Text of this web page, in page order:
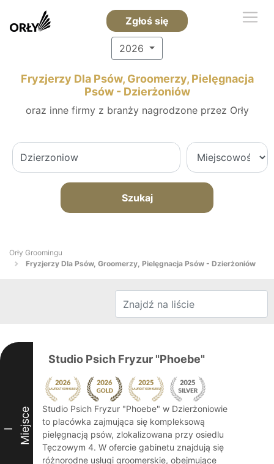
Zgłoś się
2026
Fryzjerzy Dla Psów, Groomerzy, Pielęgnacja
Psów - Dzierżoniów
oraz inne firmy z branży nagrodzone przez Orły
Szukaj
Orły Groomingu
Fryzjerzy Dla Psów, Groomerzy, Pielęgnacja Psów - Dzierżoniów
I Miejsce
Studio Psich Fryzur "Phoebe"
Studio Psich Fryzur "Phoebe" w Dzierżoniowie
to placówka zajmująca się kompleksową
pielęgnacją psów, zlokalizowana przy osiedlu
Tęczowym 4. W ofercie gabinetu znajdują się
różnorodne usługi groomerskie, obejmujące